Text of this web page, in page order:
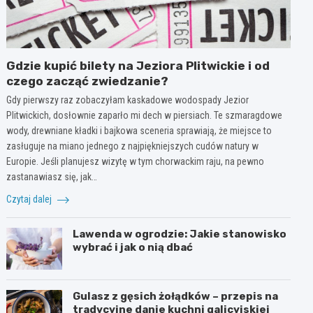
Gdzie kupić bilety na Jeziora Plitwickie i od
czego zacząć zwiedzanie?
Gdy pierwszy raz zobaczyłam kaskadowe wodospady Jezior
Plitwickich, dosłownie zaparło mi dech w piersiach. Te szmaragdowe
wody, drewniane kładki i bajkowa sceneria sprawiają, że miejsce to
zasługuje na miano jednego z najpiękniejszych cudów natury w
Europie. Jeśli planujesz wizytę w tym chorwackim raju, na pewno
zastanawiasz się, jak…
Czytaj dalej
Lawenda w ogrodzie: Jakie stanowisko
wybrać i jak o nią dbać
Gulasz z gęsich żołądków – przepis na
tradycyjne danie kuchni galicyjskiej